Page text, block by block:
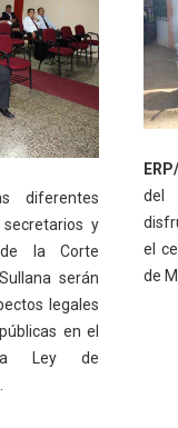
diferentes
secretarios y
de la Corte
serán
legales
en el
Ley de
del
el
de